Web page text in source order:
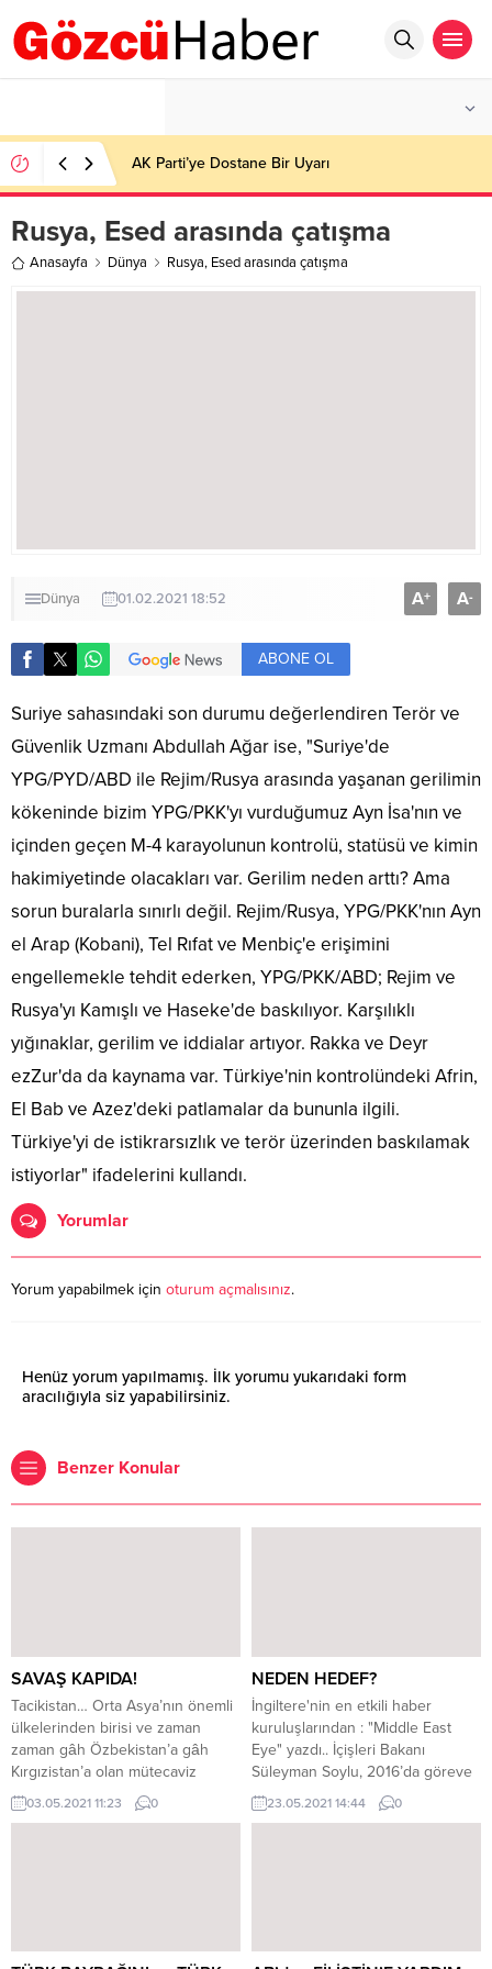
AK Parti’ye Dostane Bir Uyarı
Rusya, Esed arasında çatışma
Anasayfa Dünya Rusya, Esed arasında çatışma
Dünya 01.02.2021 18:52 A+ A-
ABONE OL
Suriye sahasındaki son durumu değerlendiren Terör ve
Güvenlik Uzmanı Abdullah Ağar ise, "Suriye'de
YPG/PYD/ABD ile Rejim/Rusya arasında yaşanan gerilimin
kökeninde bizim YPG/PKK'yı vurduğumuz Ayn İsa'nın ve
içinden geçen M-4 karayolunun kontrolü, statüsü ve kimin
hakimiyetinde olacakları var. Gerilim neden arttı? Ama
sorun buralarla sınırlı değil. Rejim/Rusya, YPG/PKK'nın Ayn
el Arap (Kobani), Tel Rıfat ve Menbiç'e erişimini
engellemekle tehdit ederken, YPG/PKK/ABD; Rejim ve
Rusya'yı Kamışlı ve Haseke'de baskılıyor. Karşılıklı
yığınaklar, gerilim ve iddialar artıyor. Rakka ve Deyr
ezZur'da da kaynama var. Türkiye'nin kontrolündeki Afrin,
El Bab ve Azez'deki patlamalar da bununla ilgili.
Türkiye'yi de istikrarsızlık ve terör üzerinden baskılamak
istiyorlar" ifadelerini kullandı.
Yorumlar
Yorum yapabilmek için oturum açmalısınız.
Henüz yorum yapılmamış. İlk yorumu yukarıdaki form
aracılığıyla siz yapabilirsiniz.
Benzer Konular
SAVAŞ KAPIDA!
Tacikistan… Orta Asya’nın önemli
ülkelerinden birisi ve zaman
zaman gâh Özbekistan’a gâh
Kırgızistan’a olan mütecaviz
tutumundan dolayı gündemimize
geliyor. Yine Kırgızistan’ın sınır
olmaları bakımından da Türklerle
03.05.2021 11:23 0
NEDEN HEDEF?
İngiltere'nin en etkili haber
kuruluşlarından : "Middle East
Eye" yazdı.. İçişleri Bakanı
Süleyman Soylu, 2016’da göreve
geldiğinden beri kademeli olarak
ABD ile güvenlik işbirliğini
Soylu’nun İçişleri Bakanlığı
23.05.2021 14:44 0